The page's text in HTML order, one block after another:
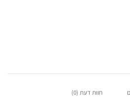
חוות דעת (0)